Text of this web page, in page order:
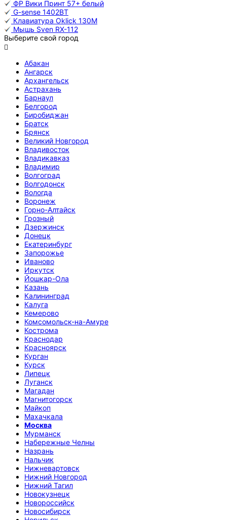
ФР Вики Принт 57+ белый
G-sense 1402BT
Клавиатура Oklick 130M
Мышь Sven RX-112
Выберите свой город

Абакан
Ангарск
Архангельск
Астрахань
Барнаул
Белгород
Биробиджан
Братск
Брянск
Великий Новгород
Владивосток
Владикавказ
Владимир
Волгоград
Волгодонск
Вологда
Воронеж
Горно-Алтайск
Грозный
Дзержинск
Донецк
Екатеринбург
Запорожье
Иваново
Иркутск
Йошкар-Ола
Казань
Калининград
Калуга
Кемерово
Комсомольск-на-Амуре
Кострома
Краснодар
Красноярск
Курган
Курск
Липецк
Луганск
Магадан
Магнитогорск
Майкоп
Махачкала
Москва
Мурманск
Набережные Челны
Назрань
Нальчик
Нижневартовск
Нижний Новгород
Нижний Тагил
Новокузнецк
Новороссийск
Новосибирск